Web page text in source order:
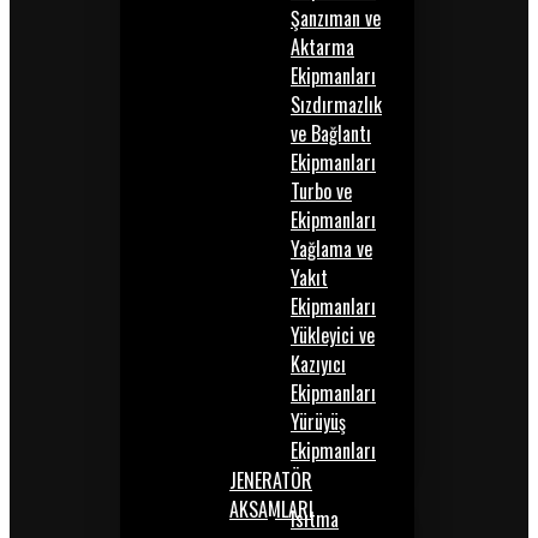
Şanzıman ve
Aktarma
Ekipmanları
Sızdırmazlık
ve Bağlantı
Ekipmanları
Turbo ve
Ekipmanları
Yağlama ve
Yakıt
Ekipmanları
Yükleyici ve
Kazıyıcı
Ekipmanları
Yürüyüş
Ekipmanları
JENERATÖR
AKSAMLARIIsıtma